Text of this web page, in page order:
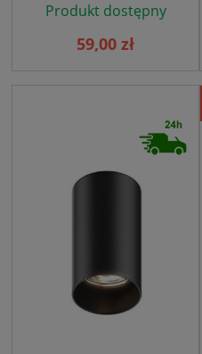
Produkt dostępny
59,00 zł